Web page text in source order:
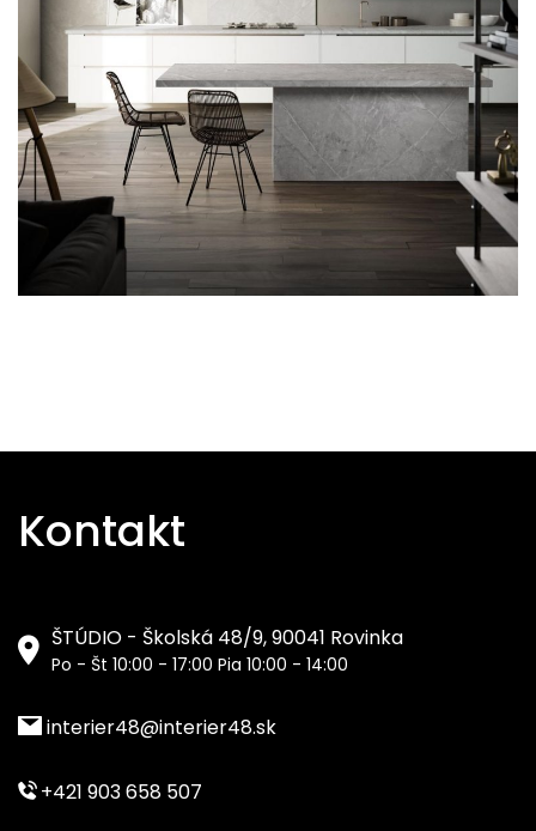
Kontakt
ŠTÚDIO - Školská 48/9, 90041 Rovinka
Po - Št 10:00 - 17:00 Pia 10:00 - 14:00
interier48@interier48.sk
+421 903 658 507